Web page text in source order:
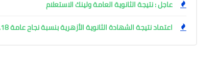
عاجل : نتيجة الثانوية العامة ولينك الاستعلام
اعتماد نتيجة الشهادة الثانوية الأزهرية بنسبة نجاح عامة 54.18%